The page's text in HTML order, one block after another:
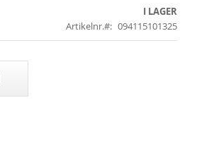
I LAGER
Artikelnr.
094115101325